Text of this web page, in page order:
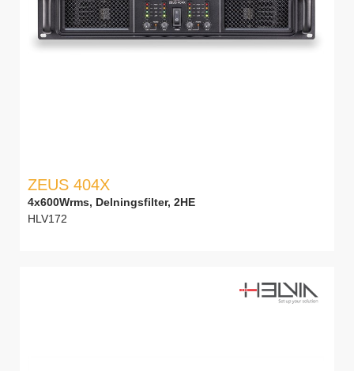
ZEUS 404X
4x600Wrms, Delningsfilter, 2HE
HLV172